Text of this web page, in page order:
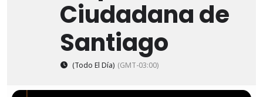
Ciudadana de
Santiago
(Todo El Día) (GMT-03:00)